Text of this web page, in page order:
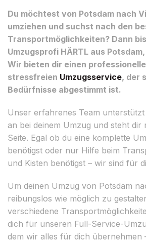
Du möchtest von Potsdam nach
umziehen und suchst nach den
Transportmöglichkeiten? Dann
Umzugsprofi HÄRTL aus
Wir bieten dir einen
stressfreien Umzugsservice, der
Bedürfnisse abgestimmt ist.
Unser erfahrenes Team
an bei deinem Umzug und steht dir
Seite. Egal ob du eine komplette
benötigst oder nur Hilfe beim
und Kisten benötigst – wir sind für
Um deinen Umzug von Potsdam
reibungslos wie möglich zu
verschiedene
dich für unseren Full-Service-
dem wir alles für dich übernehmen